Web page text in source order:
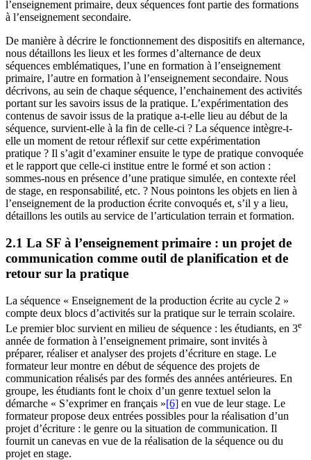
l’enseignement primaire, deux séquences font partie des formations
à l’enseignement secondaire.
De manière à décrire le fonctionnement des dispositifs en alternance,
nous détaillons les lieux et les formes d’alternance de deux
séquences emblématiques, l’une en formation à l’enseignement
primaire, l’autre en formation à l’enseignement secondaire. Nous
décrivons, au sein de chaque séquence, l’enchainement des activités
portant sur les savoirs issus de la pratique. L’expérimentation des
contenus de savoir issus de la pratique a-t-elle lieu au début de la
séquence, survient-elle à la fin de celle-ci ? La séquence intègre-t-
elle un moment de retour réflexif sur cette expérimentation
pratique ? Il s’agit d’examiner ensuite le type de pratique convoquée
et le rapport que celle-ci institue entre le formé et son action :
sommes-nous en présence d’une pratique simulée, en contexte réel
de stage, en responsabilité, etc. ? Nous pointons les objets en lien à
l’enseignement de la production écrite convoqués et, s’il y a lieu,
détaillons les outils au service de l’articulation terrain et formation.
2.1 La SF à l’enseignement primaire : un projet de
communication comme outil de planification et de
retour sur la pratique
La séquence « Enseignement de la production écrite au cycle 2 »
compte deux blocs d’activités sur la pratique sur le terrain scolaire.
Le premier bloc survient en milieu de séquence : les étudiants, en 3e
année de formation à l’enseignement primaire, sont invités à
préparer, réaliser et analyser des projets d’écriture en stage. Le
formateur leur montre en début de séquence des projets de
communication réalisés par des formés des années antérieures. En
groupe, les étudiants font le choix d’un genre textuel selon la
démarche « S’exprimer en français »[6] en vue de leur stage. Le
formateur propose deux entrées possibles pour la réalisation d’un
projet d’écriture : le genre ou la situation de communication. Il
fournit un canevas en vue de la réalisation de la séquence ou du
projet en stage.